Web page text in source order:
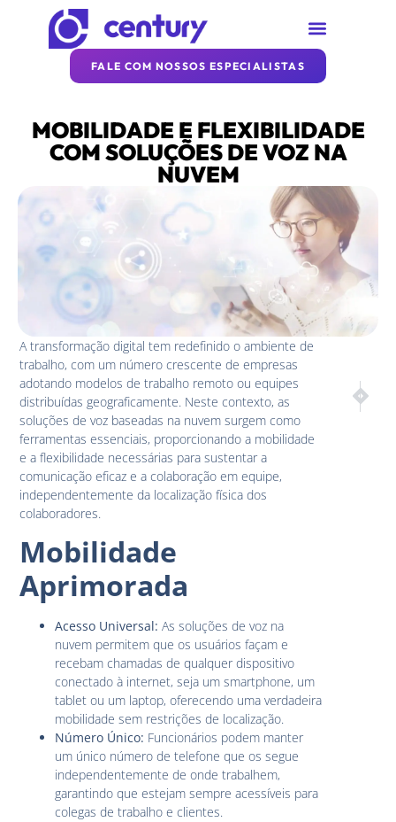
FALE COM NOSSOS ESPECIALISTAS
MOBILIDADE E FLEXIBILIDADE
COM SOLUÇÕES DE VOZ NA
NUVEM
A transformação digital tem redefinido o ambiente de
trabalho, com um número crescente de empresas
adotando modelos de trabalho remoto ou equipes
distribuídas geograficamente. Neste contexto, as
soluções de voz baseadas na nuvem surgem como
ferramentas essenciais, proporcionando a mobilidade
e a flexibilidade necessárias para sustentar a
comunicação eficaz e a colaboração em equipe,
independentemente da localização física dos
colaboradores.
Mobilidade
Aprimorada
Acesso Universal: As soluções de voz na
nuvem permitem que os usuários façam e
recebam chamadas de qualquer dispositivo
conectado à internet, seja um smartphone, um
tablet ou um laptop, oferecendo uma verdadeira
mobilidade sem restrições de localização.
Número Único: Funcionários podem manter
um único número de telefone que os segue
independentemente de onde trabalhem,
garantindo que estejam sempre acessíveis para
colegas de trabalho e clientes.
Como